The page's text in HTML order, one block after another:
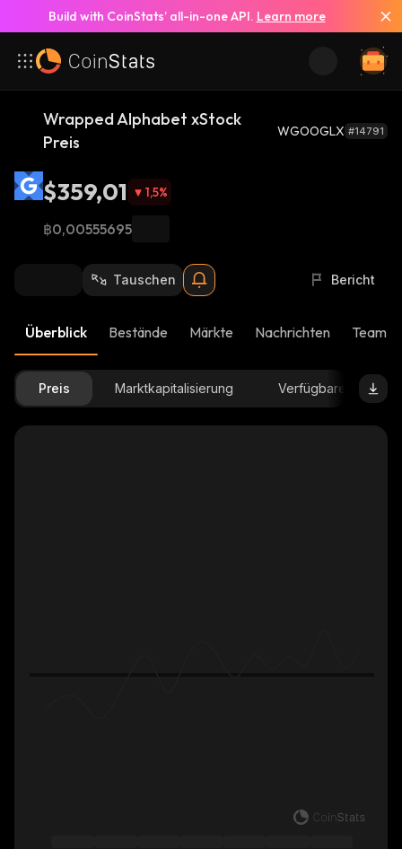
Build with CoinStats’ all-in-one API. Learn more
Wrapped Alphabet xStock
Preis
WGOOGLX #14791
$359,01 1,5%
฿0,00555695
Tauschen Bericht
Überblick Bestände Märkte Nachrichten Team-
Preis Marktkapitalisierung Verfügbare Menge